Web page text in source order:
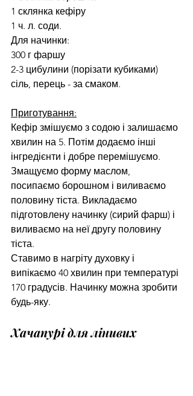
1 склянка кефіру
1 ч. л. соди.
Для начинки:
300 г фаршу
2-3 цибулини (порізати кубиками)
сіль, перець - за смаком.
Приготування:
Кефір змішуємо з содою і залишаємо
хвилин на 5. Потім додаємо інші
інгредієнти і добре перемішуємо.
Змащуємо форму маслом,
посипаємо борошном і виливаємо
половину тіста. Викладаємо
підготовлену начинку (сирий фарш) і
виливаємо на неї другу половину
тіста.
Ставимо в нагріту духовку і
випікаємо 40 хвилин при температурі
170 градусів. Начинку можна зробити
будь-яку.
Хачапурі для лінивих